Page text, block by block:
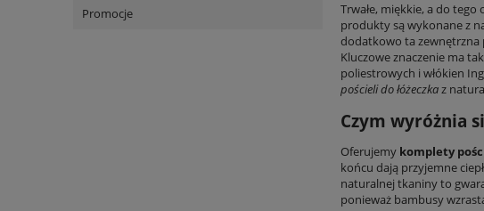
Promocje
Trwałe, miękkie, a do
produkty są wykonane z
dodatkowo ta zewnętrzna
Kluczowe znaczenie ma
poliestrowych i włókien
pościeli do łóżeczkaz
Czym wyróżnia
Oferujemy komplety
końcu dają przyjemne
naturalnej tkaniny to
ponieważ bambusy